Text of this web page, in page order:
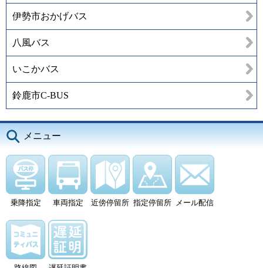
伊勢市おかげバス
八風バス
いこかバス
鈴鹿市C-BUS
メニュー
乗降指定 車両指定 近傍停留所 指定停留所 メール配信